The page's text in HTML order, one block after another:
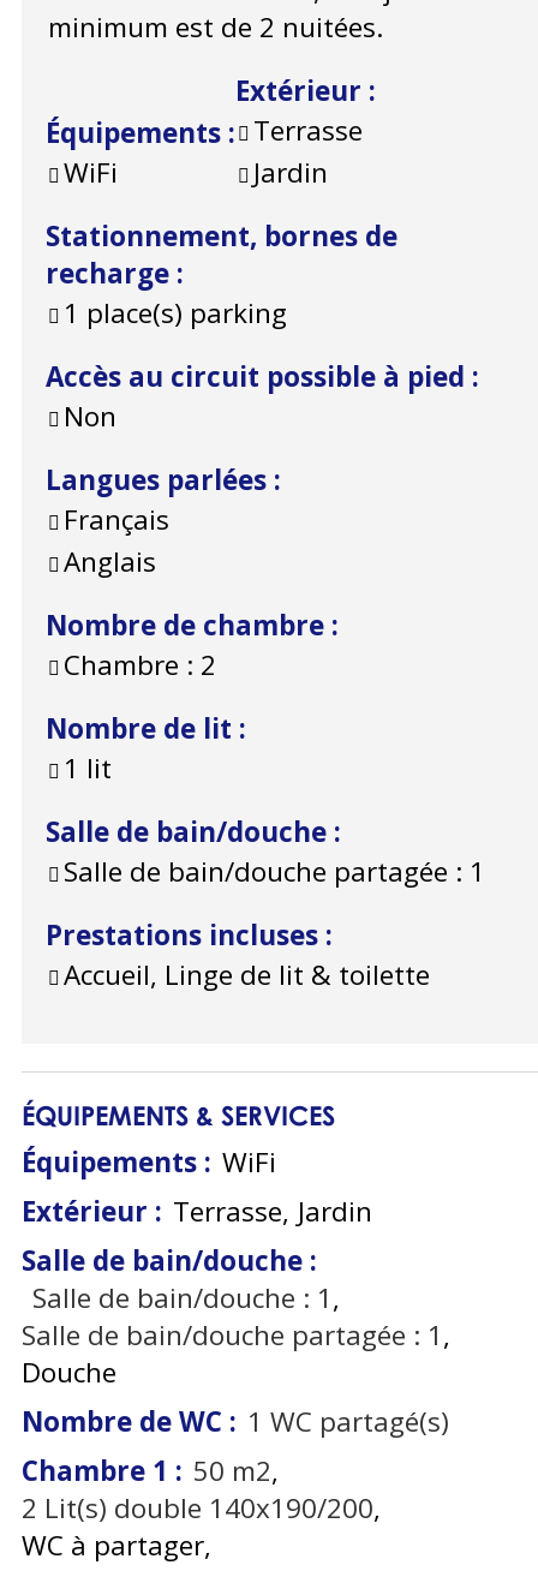
minimum est de 2 nuitées.
Équipements :
WiFi
Extérieur :
Terrasse
Jardin
Stationnement, bornes de
recharge :
1 place(s) parking
Accès au circuit possible à pied :
Non
Langues parlées :
Français
Anglais
Nombre de chambre :
Chambre : 2
Nombre de lit :
1 lit
Salle de bain/douche :
Salle de bain/douche partagée : 1
Prestations incluses :
Accueil, Linge de lit & toilette
ÉQUIPEMENTS & SERVICES
Équipements : WiFi
Extérieur : Terrasse Jardin
Salle de bain/douche :
Salle de bain/douche : 1
Salle de bain/douche partagée : 1
Douche
Nombre de WC : 1 WC partagé(s)
Chambre 1 : 50 m2
2 Lit(s) double 140x190/200
WC à partager